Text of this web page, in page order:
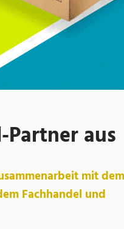
aus
mit
Fachhandel und